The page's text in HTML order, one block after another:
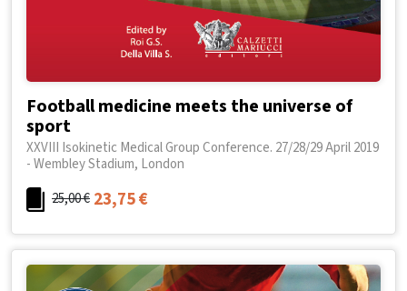
Football medicine meets the universe of
sport
XXVIII Isokinetic Medical Group Conference. 27/28/29 April 2019
- Wembley Stadium, London
25,00€ 23,75€